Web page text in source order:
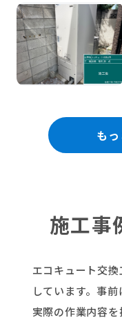
も
施工事
エコキュート交
しています。事前
実際の作業内容